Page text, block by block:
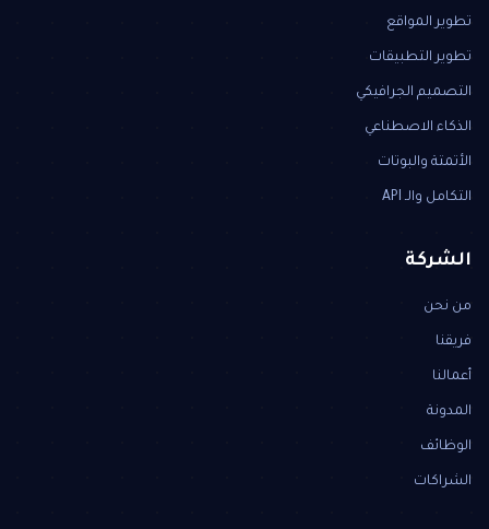
تطوير المواقع
تطوير التطبيقات
التصميم الجرافيكي
الذكاء الاصطناعي
الأتمتة والبوتات
التكامل والـ API
الشركة
من نحن
فريقنا
أعمالنا
المدونة
الوظائف
الشراكات